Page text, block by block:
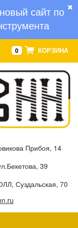
✖
сайт по
0 КОРЗИНА
Прибоя, 14
39
Суздальская, 70